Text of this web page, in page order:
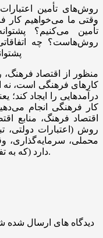
روش‌های تأمین
وقتی ما می‌خواهیم کار
تأمین می‌کنیم؟
روش‌هاست؟ چه
منظور از اقتصاد
کارهای فرهنگی است، نه
درآمدهایی را ایجاد کند؛
کار فرهنگی انجام
اقتصاد فرهنگ،
روش (اعتبارات دولتی،
محملی، سرمایه‌گذاری،
دارد (که به تفصیل در این کتاب توضیح داده شده است).
دیدگاه های ارسال